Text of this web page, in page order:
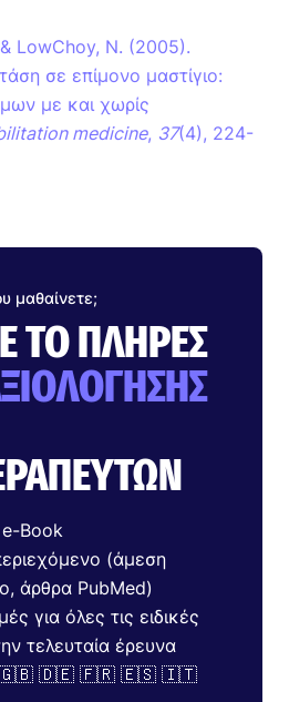
LowChoy, N. (2005).
σε επίμονο μαστίγιο:
με και χωρίς
medicine, 37(4), 224-
μαθαίνετε;
ΤΟ ΠΛΉΡΕΣ
e-Book
(άμεση
άρθρα PubMed)
για όλες τις ειδικές
τελευταία έρευνα
🇬🇧 🇩🇪 🇫🇷 🇪🇸 🇮🇹